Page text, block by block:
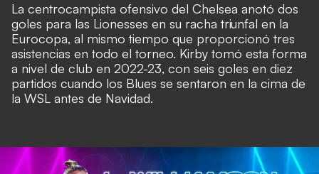
La centrocampista ofensivo del Chelsea anotó dos
goles para las Lionesses en su racha triunfal en la
Eurocopa, al mismo tiempo que proporcionó tres
asistencias en todo el torneo. Kirby tomó esta forma
a nivel de club en 2022-23, con seis goles en diez
partidos cuando los Blues se sentaron en la cima de
la WSL antes de Navidad.